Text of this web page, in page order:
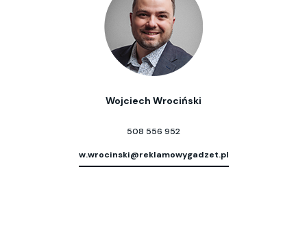
Wojciech Wrociński
508 556 952
w.wrocinski@reklamowygadzet.pl